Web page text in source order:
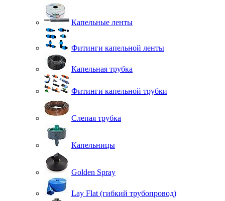
Капельные ленты
Фитинги капельной ленты
Капельная трубка
Фитинги капельной трубки
Слепая трубка
Капельницы
Golden Spray
Lay Flat (гибкий трубопровод)